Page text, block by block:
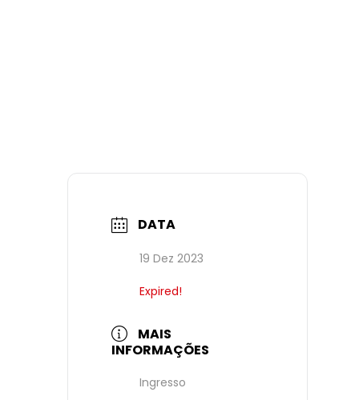
DATA
19 Dez 2023
Expired!
MAIS
INFORMAÇÕES
Ingresso